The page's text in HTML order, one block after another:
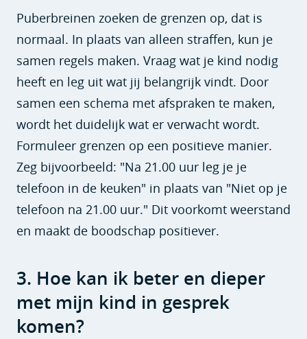
Puberbreinen zoeken de grenzen op, dat is
normaal. In plaats van alleen straffen, kun je
samen regels maken. Vraag wat je kind nodig
heeft en leg uit wat jij belangrijk vindt. Door
samen een schema met afspraken te maken,
wordt het duidelijk wat er verwacht wordt.
Formuleer grenzen op een positieve manier.
Zeg bijvoorbeeld: "Na 21.00 uur leg je je
telefoon in de keuken" in plaats van "Niet op je
telefoon na 21.00 uur." Dit voorkomt weerstand
en maakt de boodschap positiever.
3. Hoe kan ik beter en dieper
met mijn kind in gesprek
komen?